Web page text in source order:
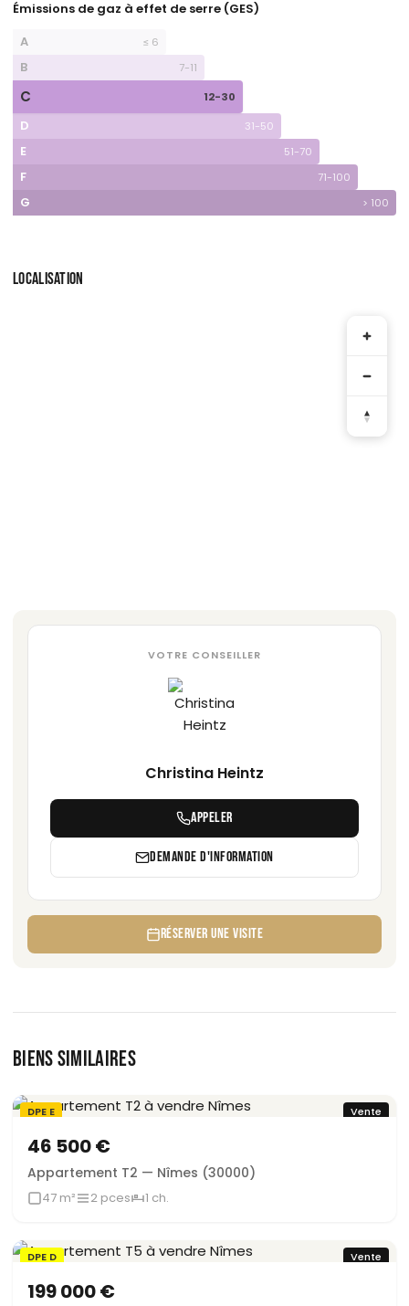
Émissions de gaz à effet de serre (GES)
A
≤ 6
B 7-11
C 12-30
D 31-50
E 51-70
F 71-100
G > 100
LOCALISATION
VOTRE CONSEILLER
Christina Heintz
APPELER
DEMANDE D'INFORMATION
RÉSERVER UNE VISITE
BIENS SIMILAIRES
DPE E
Vente
46 500 €
Appartement T2 — Nîmes (30000)
47 m² 2 pces 1 ch.
DPE D Vente
199 000 €